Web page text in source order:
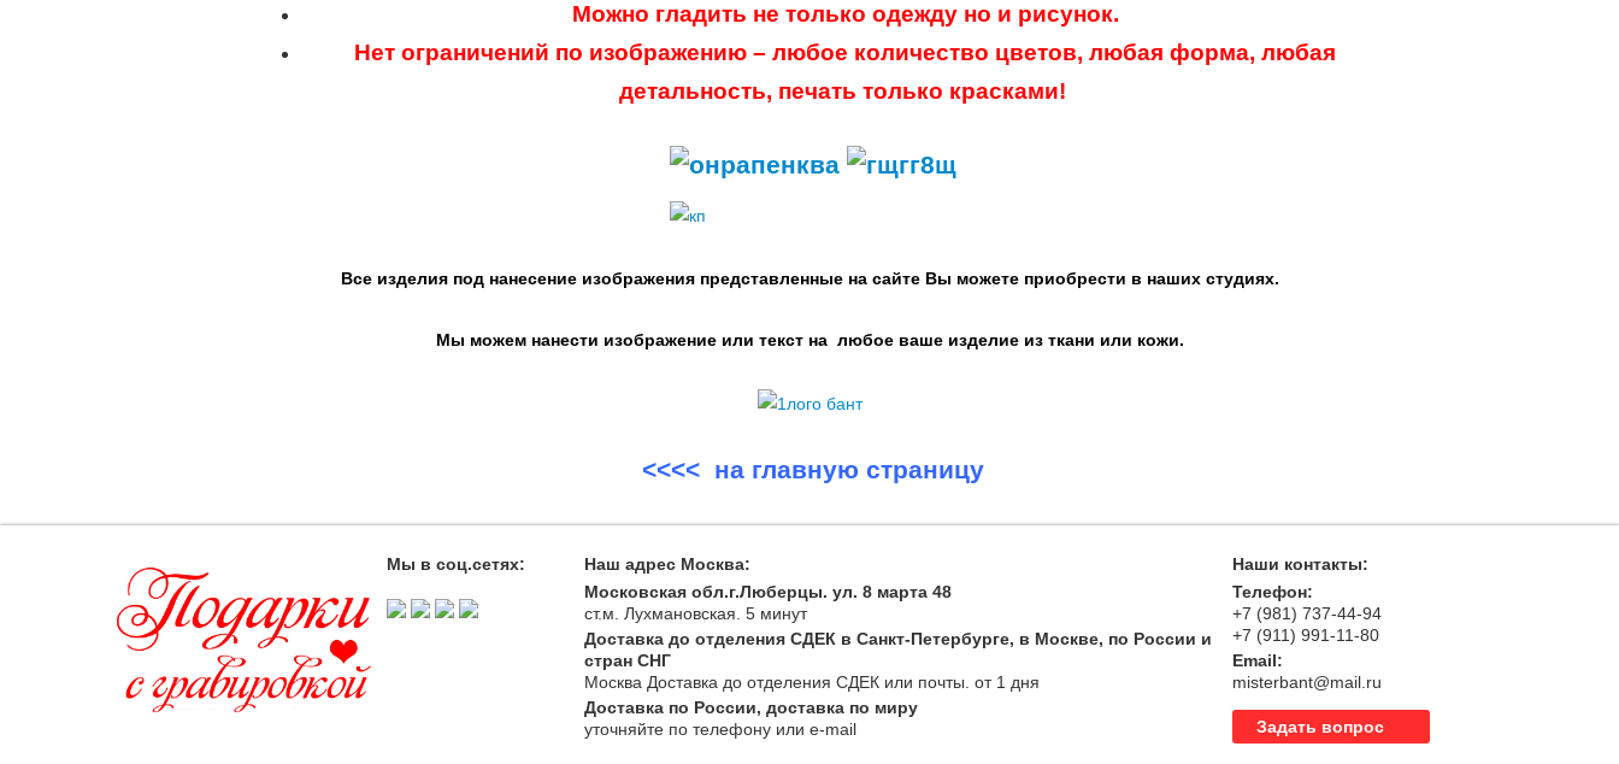
Можно гладить не только одежду но и рисунок.
Нет ограничений по изображению – любое количество цветов, любая форма, любая
детальность, печать только красками!
Все изделия под нанесение изображения представленные на сайте Вы можете приобрести в наших студиях.
Мы можем нанести изображение или текст на любое ваше изделие из ткани или кожи.
<<<< на главную страницу
Мы в соц.сетях:
Наш адрес Москва:
Московская обл.г.Люберцы. ул. 8 марта 48
ст.м. Лухмановская. 5 минут
Доставка до отделения СДЕК в Санкт-Петербурге, в Москве, по России и
стран СНГ
Москва Доставка до отделения СДЕК или почты . от 1 дня
Доставка по России, доставка по миру
уточняйтепо телефонуили e-mail
Наши контакты:
Телефон:
+7 (981) 737-44-94
+7 (911) 991-11-80
Email:
misterbant@mail.ru
Задать вопрос